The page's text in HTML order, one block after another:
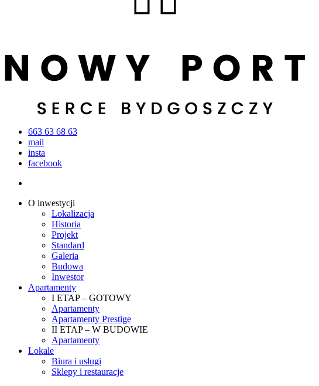
663 63 68 63
mail
insta
facebook
Menu
O inwestycji
Lokalizacja
Historia
Projekt
Standard
Galeria
Budowa
Inwestor
Apartamenty
I ETAP – GOTOWY
Apartamenty
Apartamenty Prestige
II ETAP – W BUDOWIE
Apartamenty
Lokale
Biura i usługi
Sklepy i restauracje